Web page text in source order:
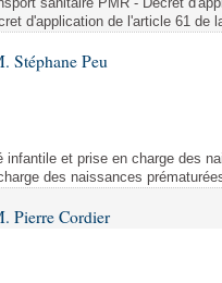
sanitaire PMR - Décret
d'application de l'article 61 de
Stéphane Peu
infantile et prise en charge des
des naissances
Pierre Cordier